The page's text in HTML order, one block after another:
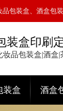
包装盒、酒盒包
装盒印刷
妆品包装盒|酒盒|
装盒 酒盒